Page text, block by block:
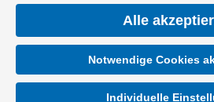
Alle
Notwendige Cookies
Individuelle